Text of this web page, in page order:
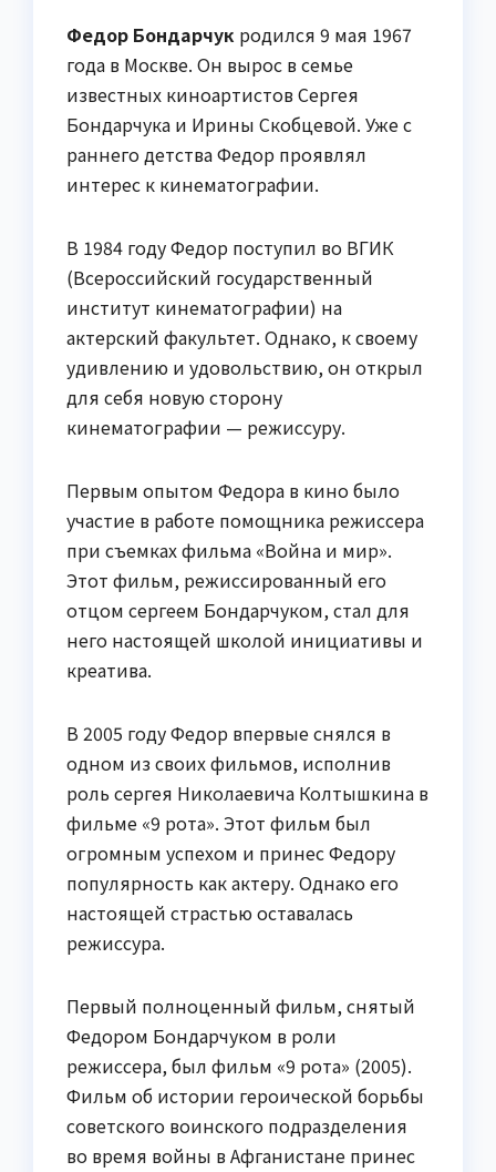
Федор Бондарчук родился 9 мая 1967
года в Москве. Он вырос в семье
известных киноартистов Сергея
Бондарчука и Ирины Скобцевой. Уже с
раннего детства Федор проявлял
интерес к кинематографии.
В 1984 году Федор поступил во ВГИК
(Всероссийский государственный
институт кинематографии) на
актерский факультет. Однако, к своему
удивлению и удовольствию, он открыл
для себя новую сторону
кинематографии — режиссуру.
Первым опытом Федора в кино было
участие в работе помощника режиссера
при съемках фильма «Война и мир».
Этот фильм, режиссированный его
отцом сергеем Бондарчуком, стал для
него настоящей школой инициативы и
креатива.
В 2005 году Федор впервые снялся в
одном из своих фильмов, исполнив
роль сергея Николаевича Колтышкина в
фильме «9 рота». Этот фильм был
огромным успехом и принес Федору
популярность как актеру. Однако его
настоящей страстью оставалась
режиссура.
Первый полноценный фильм, снятый
Федором Бондарчуком в роли
режиссера, был фильм «9 рота» (2005).
Фильм об истории героической борьбы
советского воинского подразделения
во время войны в Афганистане принес